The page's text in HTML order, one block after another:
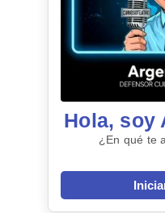
Hola, soy
¿En qué te